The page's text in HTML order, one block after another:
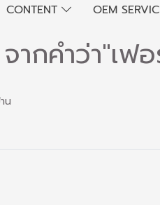
CONTENT OEM
กคำว่า"เฟ
น